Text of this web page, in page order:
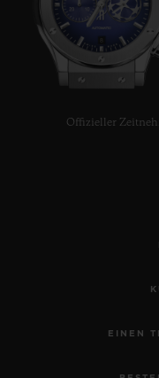
Offizieller
EINEN